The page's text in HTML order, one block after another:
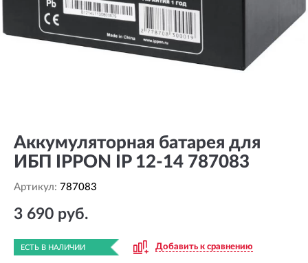
Аккумуляторная батарея для
ИБП IPPON IP 12-14 787083
Артикул: 787083
3 690 руб.
ЕСТЬ В НАЛИЧИИ Добавить к сравнению